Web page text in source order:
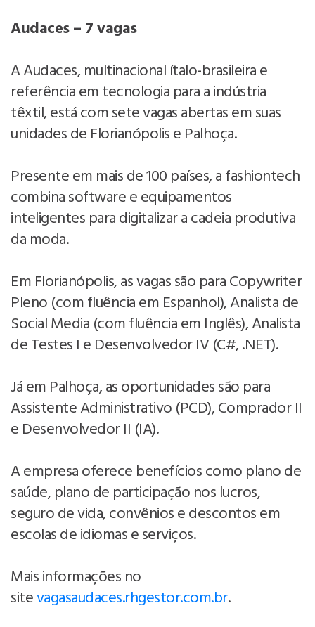
Audaces – 7 vagas
A Audaces, multinacional ítalo-brasileira e
referência em tecnologia para a indústria
têxtil, está com sete vagas abertas em suas
unidades de Florianópolis e Palhoça.
Presente em mais de 100 países, a fashiontech
combina software e equipamentos
inteligentes para digitalizar a cadeia produtiva
da moda.
Em Florianópolis, as vagas são para Copywriter
Pleno (com fluência em Espanhol), Analista de
Social Media (com fluência em Inglês), Analista
de Testes I e Desenvolvedor IV (C#, .NET).
Já em Palhoça, as oportunidades são para
Assistente Administrativo (PCD), Comprador II
e Desenvolvedor II (IA).
A empresa oferece benefícios como plano de
saúde, plano de participação nos lucros,
seguro de vida, convênios e descontos em
escolas de idiomas e serviços.
Mais informações no
sitevagasaudaces.rhgestor.com.br.